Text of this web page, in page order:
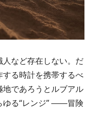
など存在しない。だ
る時計を携帯するべ
であろうとルブアル
ゆる“レンジ” ――冒険